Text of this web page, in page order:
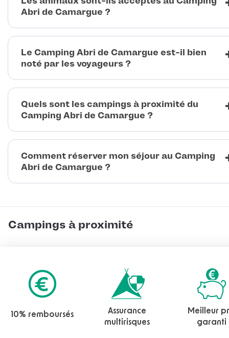
Abri de Camargue ?
Le Camping Abri de Camargue est-il bien
noté par les voyageurs ?
Quels sont les campings à proximité du
Camping Abri de Camargue ?
Comment réserver mon séjour au Camping
Abri de Camargue ?
Campings à proximité
10% remboursés
Assurance
multirisques
Meilleur
garanti